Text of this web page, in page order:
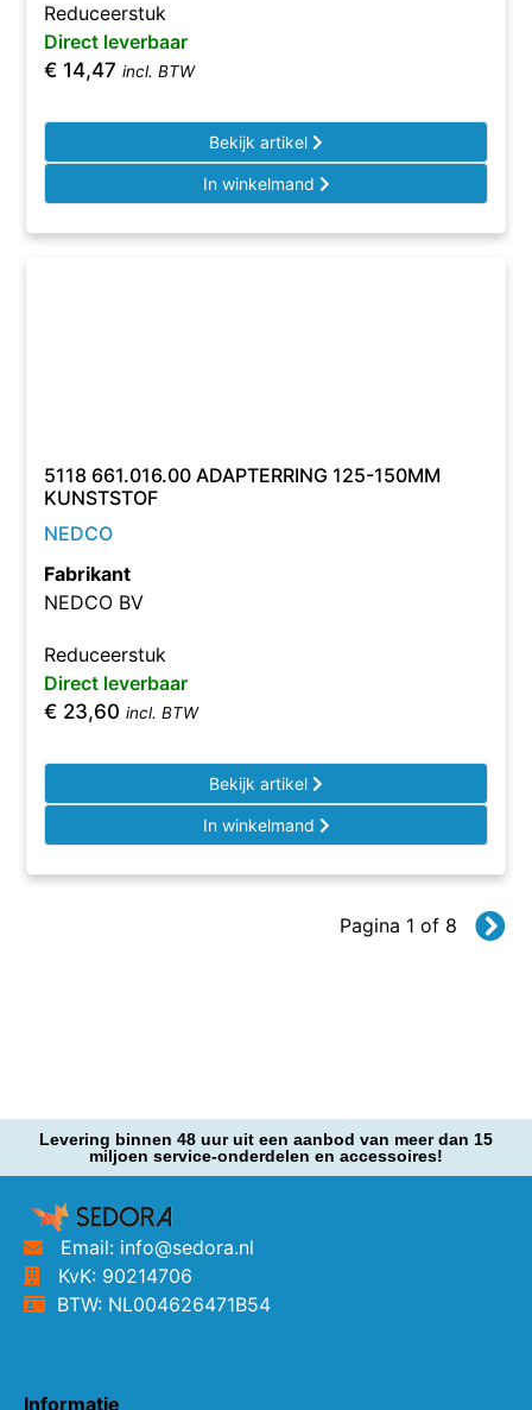
Reduceerstuk
Direct leverbaar
€ 14,47 incl. BTW
Bekijk artikel
In winkelmand
5118 661.016.00 ADAPTERRING 125-150MM
KUNSTSTOF
NEDCO
Fabrikant
NEDCO BV
Reduceerstuk
Direct leverbaar
€ 23,60 incl. BTW
Bekijk artikel
In winkelmand
Pagina 1 of 8
Levering binnen 48 uur uit een aanbod van meer dan 15
miljoen service-onderdelen en accessoires!
Email: info@sedora.nl
KvK: 90214706
BTW: NL004626471B54
Informatie